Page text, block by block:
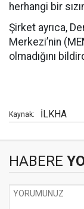
herhangi bir
Şirket ayrıca,
Merkezi’nin
olmadığını
Kaynak: İLKHA
HABERE